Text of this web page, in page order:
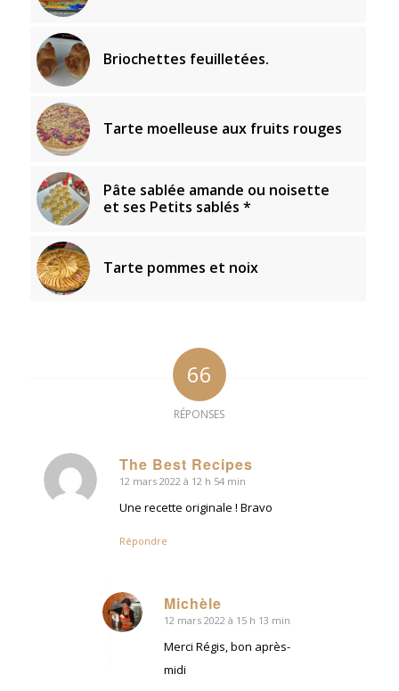
Briochettes feuilletées.
Tarte moelleuse aux fruits rouges
Pâte sablée amande ou noisette
et ses Petits sablés *
Tarte pommes et noix
66
RÉPONSES
The Best Recipes
dit
:
12 mars 2022 à 12 h 54 min
Une recette originale ! Bravo
Répondre
Michèle
dit
12 mars 2022 à 15 h 13 min
Merci Régis, bon après-
midi